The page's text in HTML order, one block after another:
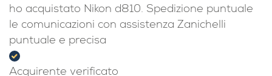
21 Luglio 2026
Ottimo rapporto qualità prezzo imballo curato
ho acquistato Nikon d810. Spedizione puntuale
le comunicazioni con assistenza Zanichelli